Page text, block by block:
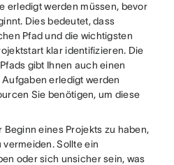
erledigt werden müssen, bevor
Dies bedeutet, dass
Pfad und die wichtigsten
klar identifizieren. Die
gibt Ihnen auch einen
erledigt werden
Sie benötigen, um diese
eines Projekts zu haben,
vermeiden. Sollte ein
oder sich unsicher sein, was